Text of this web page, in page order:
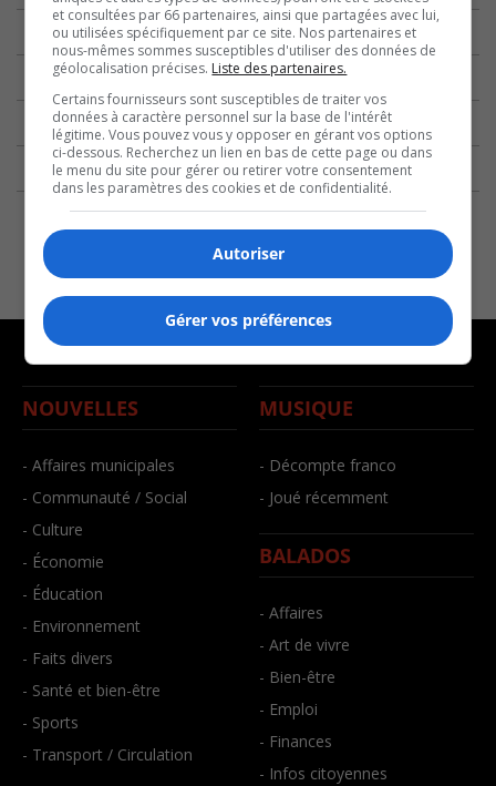
NOUVELLES
- Affaires municipales
- Communauté / Social
- Culture
- Économie
- Éducation
- Environnement
- Faits divers
- Santé et bien-être
- Sports
- Transport / Circulation
MUSIQUE
- Décompte franco
- Joué récemment
BALADOS
- Affaires
- Art de vivre
- Bien-être
- Emploi
- Finances
- Infos citoyennes
et consultées par 66 partenaires, ainsi que partagées avec lui,
ou utilisées spécifiquement par ce site. Nos partenaires et
nous-mêmes sommes susceptibles d'utiliser des données de
géolocalisation précises. Liste des partenaires.
Certains fournisseurs sont susceptibles de traiter vos
données à caractère personnel sur la base de l'intérêt
légitime. Vous pouvez vous y opposer en gérant vos options
ci-dessous. Recherchez un lien en bas de cette page ou dans
le menu du site pour gérer ou retirer votre consentement
dans les paramètres des cookies et de confidentialité.
Autoriser
Gérer vos préférences